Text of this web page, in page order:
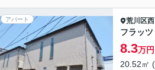
アパート 荒川区
フラッ
8.3万円
20.52㎡